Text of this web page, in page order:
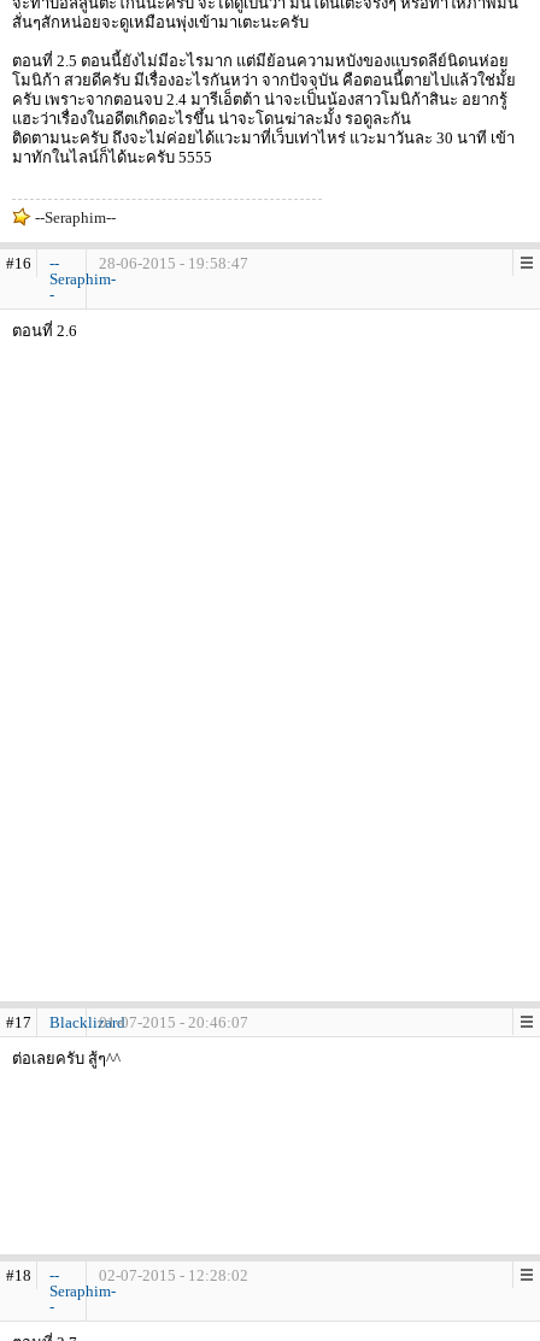
สั่นๆสักหน่อยจะดูเหมือนพุ่งเข้ามาเตะนะครับ
ตอนที่ 2.5 ตอนนี้ยังไม่มีอะไรมาก แต่มีย้อนความหบังของแบรดลีย์นิดนห่อย
โมนิก้า สวยดีครับ มีเรื่องอะไรกันหว่า จากปัจจุบัน คือตอนนี้ตายไปแล้วใช่มั้ย
ครับ เพราะจากตอนจบ 2.4 มารีเอ็ตต้า น่าจะเป็นน้องสาวโมนิก้าสินะ อยากรู้
แฮะว่าเรื่องในอดีตเกิดอะไรขึ้น น่าจะโดนฆ่าละมั้ง รอดูละกัน
ติดตามนะครับ ถึงจะไม่ค่อยได้แวะมาที่เว็บเท่าไหร่ แวะมาวันละ 30 นาที เข้า
มาทักในไลน์ก็ได้นะครับ 5555
--Seraphim--
#16
--
Seraphim-
-
28-06-2015 - 19:58:47
ตอนที่ 2.6
#17 Blacklizard01-07-2015 - 20:46:07
ต่อเลยครับ สู้ๆ^^
#18
--
Seraphim-
-
02-07-2015 - 12:28:02